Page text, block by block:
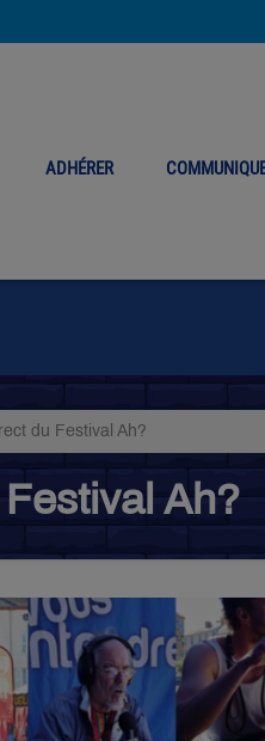
ADHÉRER
du Festival Ah?
Ah?